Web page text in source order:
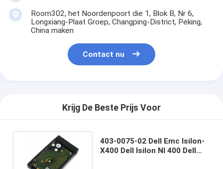
Room302, het Noordenpoort die 1, Blok B, Nr 6,
Longxiang-Plaat Groep, Changping-District, Peking,
China maken
Contact nu
Krijg De Beste Prijs Voor
403-0075-02 Dell Emc Isilon-
X400 Dell Isilon Nl 400 Dell